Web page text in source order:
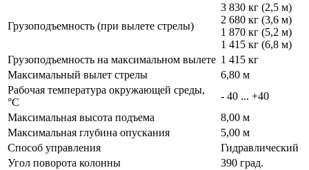
Грузоподъемность (при вылете стрелы)
3 830 кг (2,5 м)
2 680 кг (3,6 м)
1 870 кг (5,2 м)
1 415 кг (6,8 м)
Грузоподъемность на максимальном вылете 1 415 кг
Максимальный вылет стрелы
6,80 м
Рабочая температура окружающей среды,
°C
- 40 ... +40
Максимальная высота подъема
8,00 м
Максимальная глубина опускания
5,00 м
Способ управления
Гидравлический
Угол поворота колонны
390 град.